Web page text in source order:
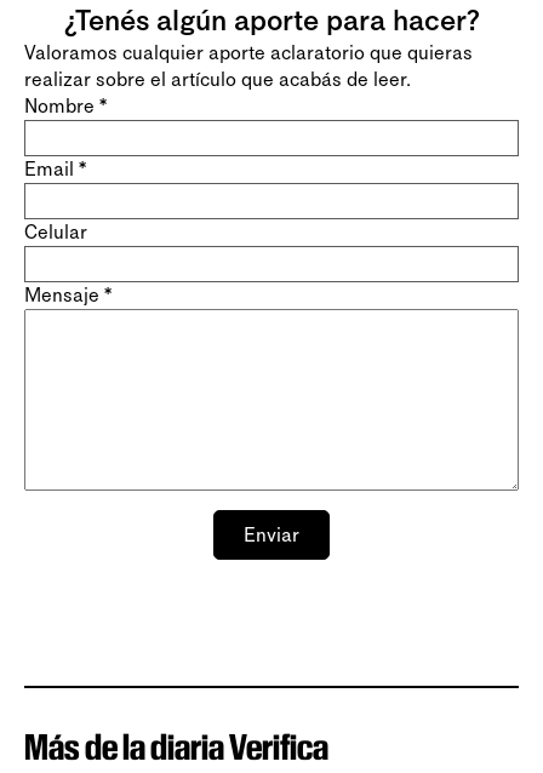
¿Tenés algún aporte para hacer?
Valoramos cualquier aporte aclaratorio que quieras
realizar sobre el artículo que acabás de leer.
Nombre *
Email *
Celular
Mensaje *
Enviar
Más de la diaria Verifica